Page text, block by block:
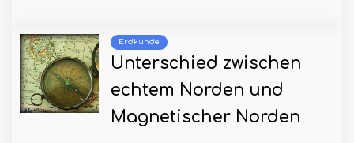
Erdkunde
Unterschied zwischen
echtem Norden und
Magnetischer Norden